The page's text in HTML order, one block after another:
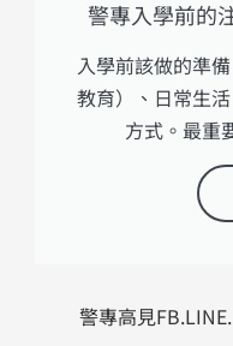
警專入學前的
入學前該做的準
教育）、日常生
方式。最重
警專高見